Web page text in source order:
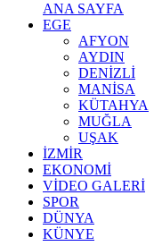
ANA SAYFA
EGE
AFYON
AYDIN
DENİZLİ
MANİSA
KÜTAHYA
MUĞLA
UŞAK
İZMİR
EKONOMİ
VİDEO GALERİ
SPOR
DÜNYA
KÜNYE